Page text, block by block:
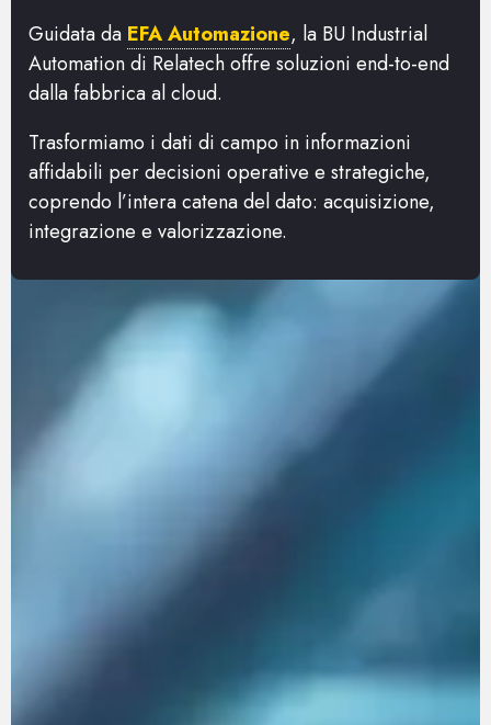
Guidata da EFA Automazione, la BU Industrial
Automation di Relatech offre soluzioni end-to-end
dalla fabbrica al cloud.
Trasformiamo i dati di campo in informazioni
affidabili per decisioni operative e strategiche,
coprendo l’intera catena del dato: acquisizione,
integrazione e valorizzazione.